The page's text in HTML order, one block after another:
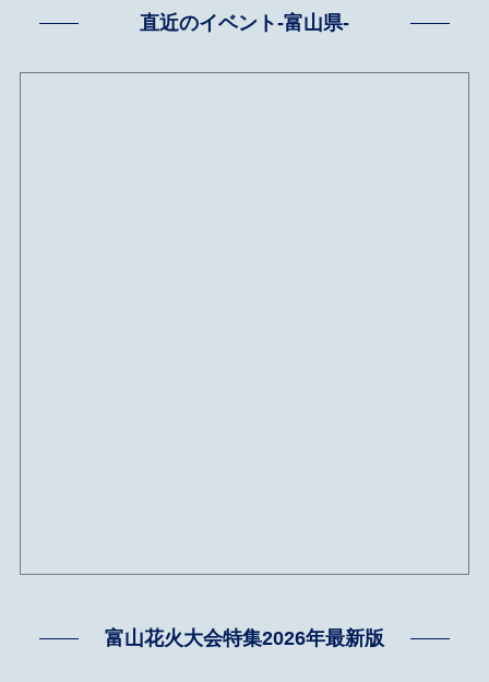
直近のイベント-富山県-
富山花火大会特集2026年最新版